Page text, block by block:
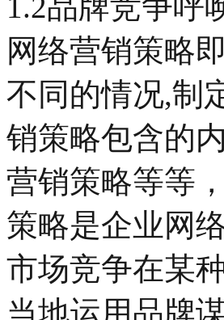
网络营销策略
不同的情况,制
销策略包含的
营销策略等等
策略是企业网
市场竞争在某
当地运用品牌